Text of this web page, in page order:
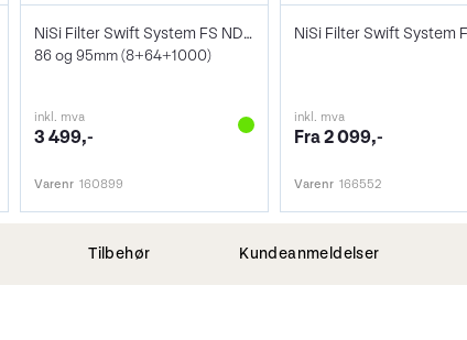
NiSi Filter Swift System FS ND Kit
86 og 95mm (8+64+1000)
inkl. mva
3 499,-
Varenr 160899
inkl. mva
Fra 2 099,-
Varenr 166552
Tilbehør Kundeanmeldelser